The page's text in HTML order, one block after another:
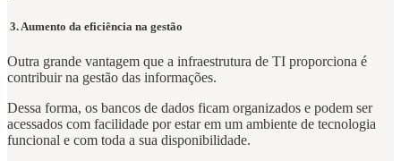
3. Aumento da eficiência na gestão
Outra grande vantagem que a infraestrutura de TI proporciona é
contribuir na gestão das informações.
Dessa forma, os bancos de dados ficam organizados e podem ser
acessados com facilidade por estar em um ambiente de tecnologia
funcional e com toda a sua disponibilidade.